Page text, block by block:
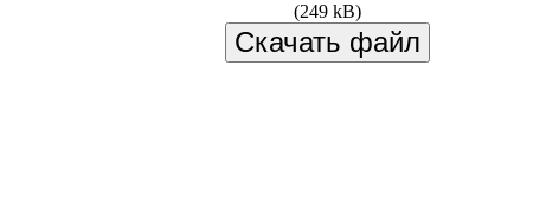
(249 kB)
Скачать файл